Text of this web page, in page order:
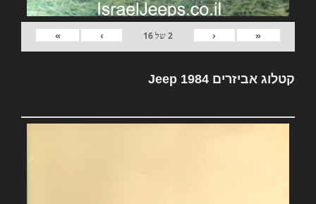
«
‹
2של16
›
»
קטלוג אביזרים Jeep 1984